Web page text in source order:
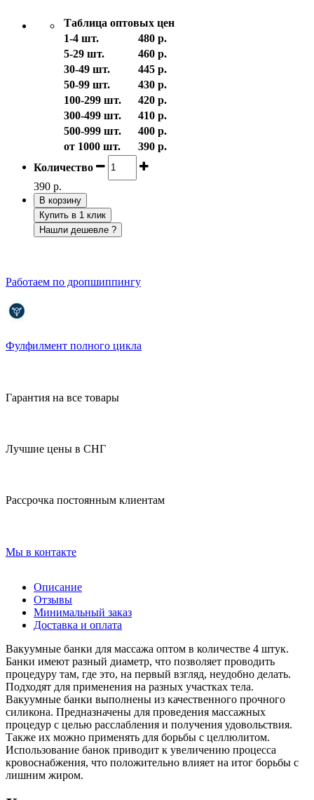
Таблица оптовых цен
1-4 шт.
480 р.
5-29 шт.
460 р.
30-49 шт.
445 р.
50-99 шт.
430 р.
100-299 шт.
420 р.
300-499 шт.
410 р.
500-999 шт.
400 р.
от 1000 шт.
390 р.
Количество
390 р.
В корзину
Купить в 1 клик
Нашли дешевле ?
Работаем по дропшиппингу
Фулфилмент полного цикла
Гарантия на все товары
Лучшие цены в СНГ
Рассрочка постоянным клиентам
Мы в контакте
Описание
Отзывы
Минимальный заказ
Доставка и оплата
Вакуумные банки для массажа оптом в количестве 4 штук.
Банки имеют разный диаметр, что позволяет проводить
процедуру там, где это, на первый взгляд, неудобно делать.
Подходят для применения на разных участках тела.
Вакуумные банки выполнены из качественного прочного
силикона. Предназначены для проведения массажных
процедур с целью расслабления и получения удовольствия.
Также их можно применять для борьбы с целлюлитом.
Использование банок приводит к увеличению процесса
кровоснабжения, что положительно влияет на итог борьбы с
лишним жиром.